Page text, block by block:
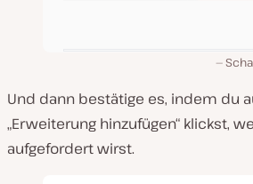
Und dann bestätige es, indem du
„Erweiterung hinzufügen“ klickst,
aufgefordert wirst.